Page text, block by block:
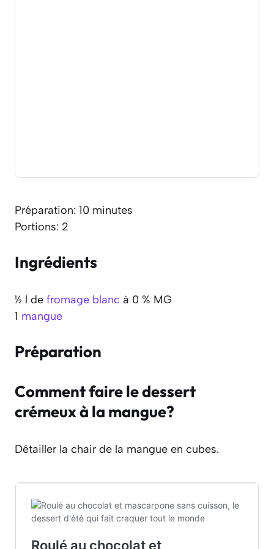
Préparation: 10 minutes
Portions: 2
Ingrédients
½ l de fromage blanc à 0 % MG
1 mangue
Préparation
Comment faire le dessert
crémeux à la mangue?
Détailler la chair de la mangue en cubes.